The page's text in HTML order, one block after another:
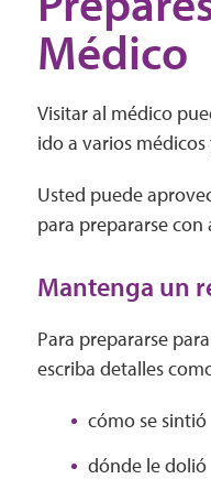
Médico
Visitar al médico
ido a varios
Usted puede
para prepararse
Mantenga un
Para prepararse
escriba detalles
cómo se sintió
dónde le dolió